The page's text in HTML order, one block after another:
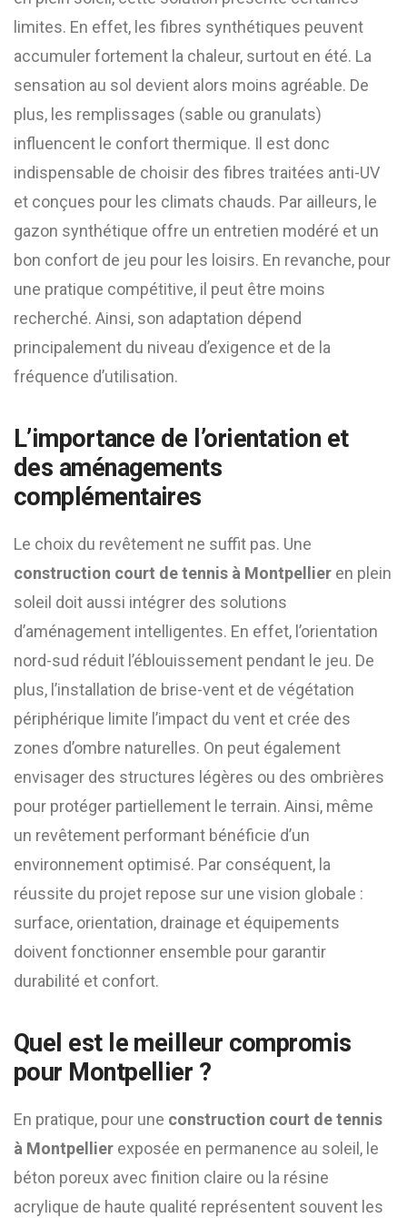
limites. En effet, les fibres synthétiques peuvent
accumuler fortement la chaleur, surtout en été. La
sensation au sol devient alors moins agréable. De
plus, les remplissages (sable ou granulats)
influencent le confort thermique. Il est donc
indispensable de choisir des fibres traitées anti-UV
et conçues pour les climats chauds. Par ailleurs, le
gazon synthétique offre un entretien modéré et un
bon confort de jeu pour les loisirs. En revanche, pour
une pratique compétitive, il peut être moins
recherché. Ainsi, son adaptation dépend
principalement du niveau d’exigence et de la
fréquence d’utilisation.
L’importance de l’orientation et
des aménagements
complémentaires
Le choix du revêtement ne suffit pas. Une
construction court de tennis à Montpellier en plein
soleil doit aussi intégrer des solutions
d’aménagement intelligentes. En effet, l’orientation
nord-sud réduit l’éblouissement pendant le jeu. De
plus, l’installation de brise-vent et de végétation
périphérique limite l’impact du vent et crée des
zones d’ombre naturelles. On peut également
envisager des structures légères ou des ombrières
pour protéger partiellement le terrain. Ainsi, même
un revêtement performant bénéficie d’un
environnement optimisé. Par conséquent, la
réussite du projet repose sur une vision globale :
surface, orientation, drainage et équipements
doivent fonctionner ensemble pour garantir
durabilité et confort.
Quel est le meilleur compromis
pour Montpellier ?
En pratique, pour une construction court de tennis
à Montpellier exposée en permanence au soleil, le
béton poreux avec finition claire ou la résine
acrylique de haute qualité représentent souvent les